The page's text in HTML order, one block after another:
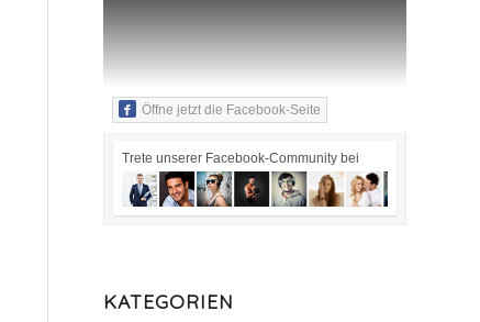
Öffne jetzt die Facebook-Seite
Trete unserer Facebook-Community bei
KATEGORIEN